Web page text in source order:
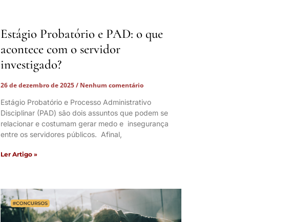
Estágio Probatório e PAD: o que
acontece com o servidor
investigado?
26 de dezembro de 2025 Nenhum comentário
Estágio Probatório e Processo Administrativo
Disciplinar (PAD) são dois assuntos que podem se
relacionar e costumam gerar medo e insegurança
entre os servidores públicos. Afinal,
Ler Artigo »